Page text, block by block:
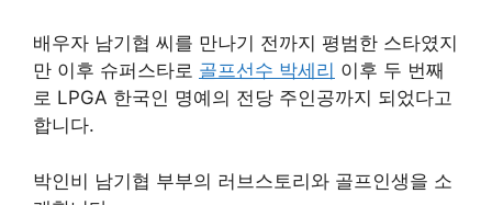
배우자 남기협 씨를 만나기 전까지 평범한 스타였지
만 이후 슈퍼스타로 골프선수 박세리 이후 두 번째
로 LPGA 한국인 명예의 전당 주인공까지 되었다고
합니다.
박인비 남기협 부부의 러브스토리와 골프인생을 소